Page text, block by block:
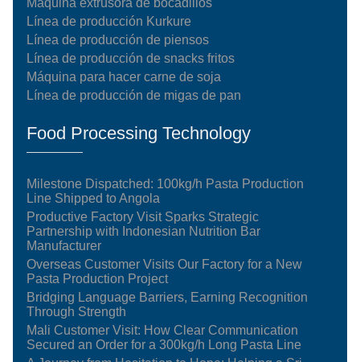
Línea de producción Kurkure
Línea de producción de piensos
Línea de producción de snacks fritos
Máquina para hacer carne de soja
Línea de producción de migas de pan
Food Processing Technology
Milestone Dispatched: 100kg/h Pasta Production
Line Shipped to Angola
Productive Factory Visit Sparks Strategic
Partnership with Indonesian Nutrition Bar
Manufacturer
Overseas Customer Visits Our Factory for a New
Pasta Production Project
Bridging Language Barriers, Earning Recognition
Through Strength
Mali Customer Visit: How Clear Communication
Secured an Order for a 300kg/h Long Pasta Line